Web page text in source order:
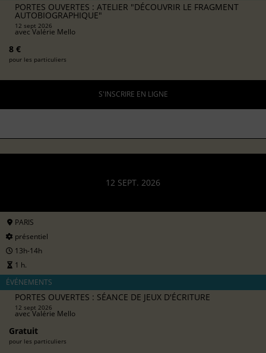
PORTES OUVERTES : ATELIER "DÉCOUVRIR LE FRAGMENT
AUTOBIOGRAPHIQUE"
12 sept 2026
avecValérie Mello
8 €
pour les particuliers
S'INSCRIRE EN LIGNE
12 SEPT. 2026
PARIS
présentiel
13h-14h
1 h.
ÉVÉNEMENTS
PORTES OUVERTES : SÉANCE DE JEUX D'ÉCRITURE
12 sept 2026
avecValérie Mello
Gratuit
pour les particuliers